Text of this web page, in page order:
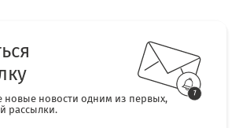
новые новости одним из первых,
рассылки.